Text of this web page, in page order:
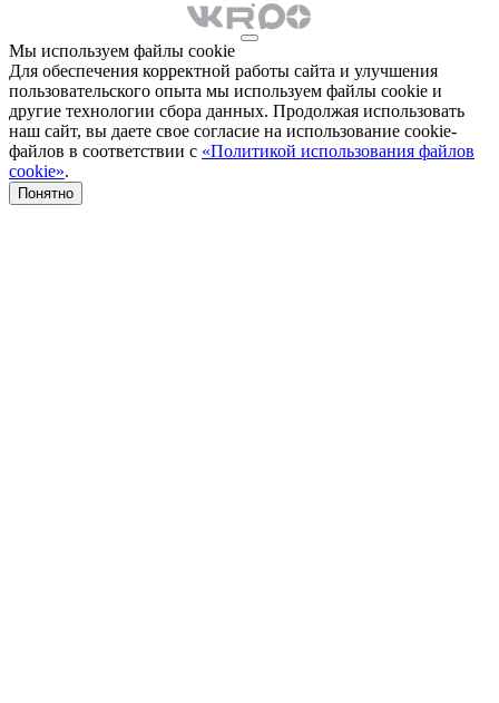
Мы используем файлы cookie
Для обеспечения корректной работы сайта и улучшения
пользовательского опыта мы используем файлы cookie и
другие технологии сбора данных. Продолжая использовать
наш сайт, вы даете свое согласие на использование cookie-
файлов в соответствии с «Политикой использования файлов
cookie».
Понятно